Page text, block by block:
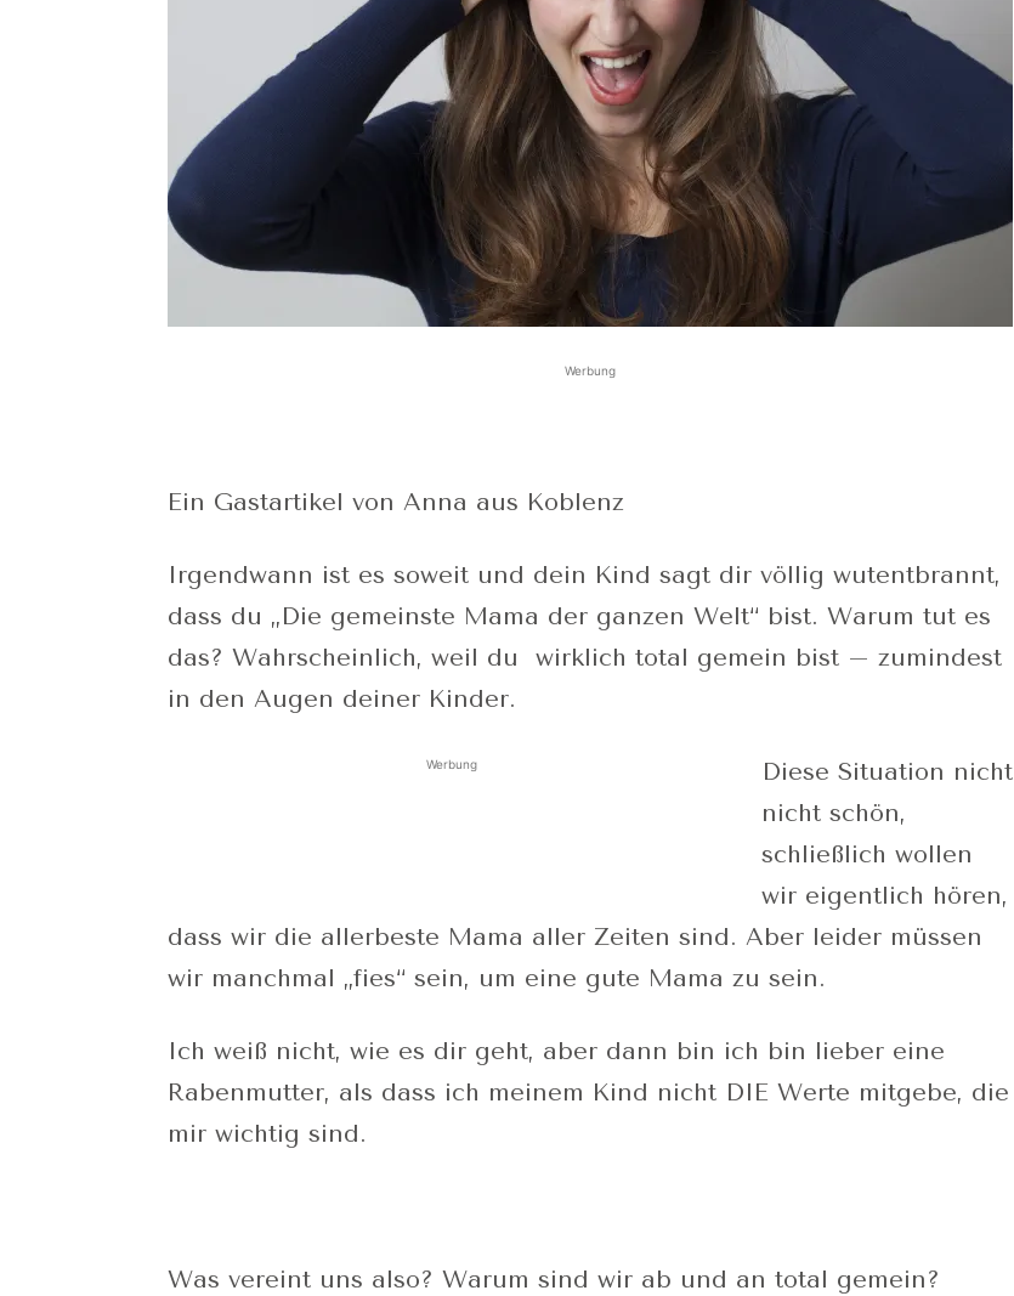
Werbung
Ein Gastartikel von Anna aus Koblenz
Irgendwann ist es soweit und dein Kind sagt dir völlig wutentbrannt,
dass du „Die gemeinste Mama der ganzen Welt“ bist. Warum tut es
das? Wahrscheinlich, weil du wirklich total gemein bist – zumindest
in den Augen deiner Kinder.
Werbung
Diese Situation nicht
nicht schön,
schließlich wollen
wir eigentlich hören,
dass wir die allerbeste Mama aller Zeiten sind. Aber leider müssen
wir manchmal „fies“ sein, um eine gute Mama zu sein.
Ich weiß nicht, wie es dir geht, aber dann bin ich bin lieber eine
Rabenmutter, als dass ich meinem Kind nicht DIE Werte mitgebe, die
mir wichtig sind.
Was vereint uns also? Warum sind wir ab und an total gemein?